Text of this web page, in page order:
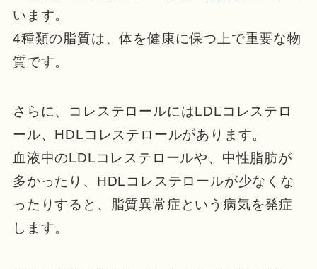
います。
4種類の脂質は、体を健康に保つ上で重要な物
質です。
さらに、コレステロールにはLDLコレステロ
ール、HDLコレステロールがあります。
血液中のLDLコレステロールや、中性脂肪が
多かったり、HDLコレステロールが少なくな
ったりすると、脂質異常症という病気を発症
します。